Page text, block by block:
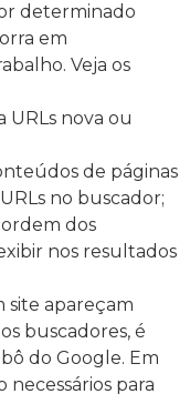
determinado
em
Veja os
URLs nova ou
de páginas
no buscador;
ordem dos
nos resultados
site apareçam
buscadores, é
do Google. Em
necessários para